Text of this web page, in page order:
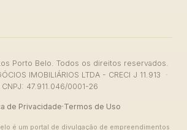
Porto Belo. Todos os direitos reservados.
IMOBILIÁRIOS LTDA - CRECI J 11.913 ·
CNPJ: 47.911.046/0001-26
de Privacidade·Termos de Uso
é um portal de divulgação de empreendimentos